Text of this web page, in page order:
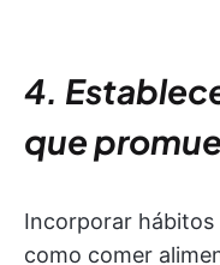
4.
que
Incorporar hábitos
como comer